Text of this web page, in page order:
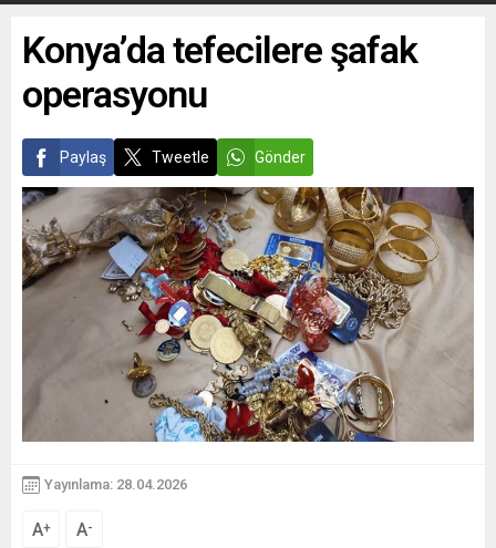
Konya’da tefecilere şafak
operasyonu
Paylaş Tweetle Gönder
Yayınlama: 28.04.2026
A+ A-